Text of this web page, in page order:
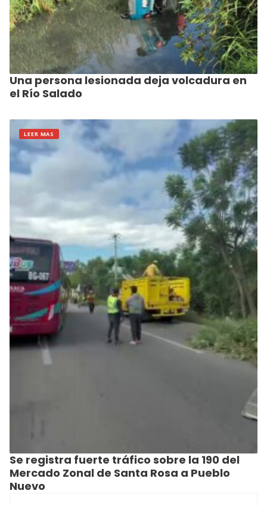
Una persona lesionada deja volcadura en
el Río Salado
LEER MAS
Se registra fuerte tráfico sobre la 190 del
Mercado Zonal de Santa Rosa a Pueblo
Nuevo